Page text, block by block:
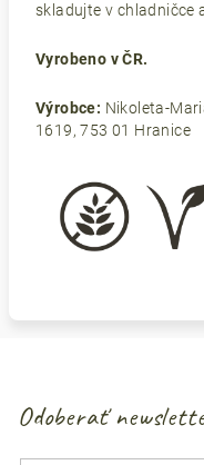
skladujte v chladničce
Vyrobeno v ČR.
Výrobce: Nikoleta-
1619, 753 01 Hranice
Odoberať